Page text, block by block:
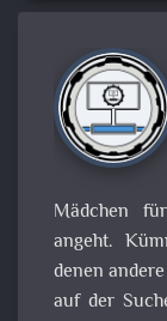
Mädchen
angeht.
denen
auf der